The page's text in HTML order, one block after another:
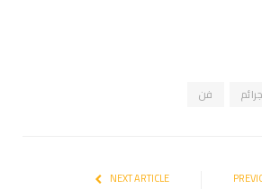
WhatsApp
جرائم فن
NEXT ARTICLE